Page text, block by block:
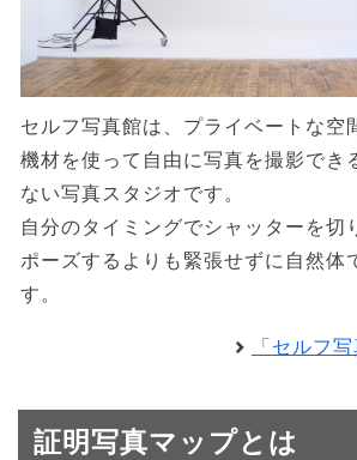
セルフ写真館は、プライベートな空
機材を使って自由に写真を撮影でき
ない写真スタジオです。
自分のタイミングでシャッターを切
ポーズするよりも緊張せずに自然体
す。
「セルフ
証明写真マップとは